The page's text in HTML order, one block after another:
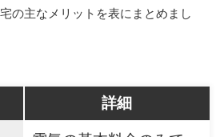
の主なメリットを表にまとめまし
詳細